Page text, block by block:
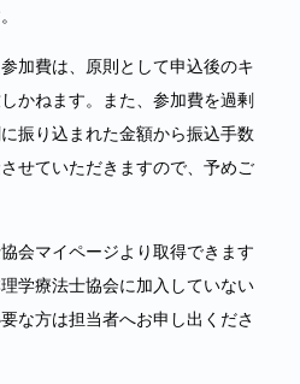
加費は、原則として申込後のキ
かねます。また、参加費を過剰
振り込まれた金額から振込手数
せていただきますので、予めご
会マイページより取得できます
学療法士協会に加入していない
な方は担当者へお申し出くださ